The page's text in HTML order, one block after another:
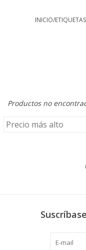
INICIO/ETIQUETAS
Productos no